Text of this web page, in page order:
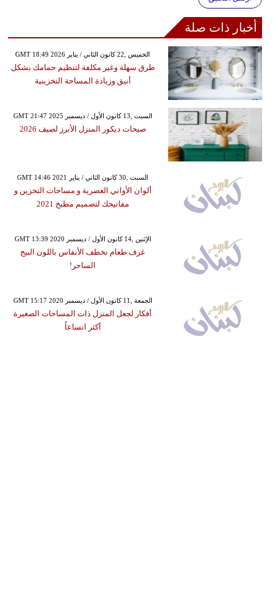
أخبار ذات صلة
GMT 18:49 2026 الخميس ,22 كانون الثاني / يناير
طرق سهلة وغير مكلفة لتنظيم حمامك بشكل
أنيق وزيادة المساحة التخزينية
GMT 21:47 2025 السبت ,13 كانون الأول / ديسمبر
صيحات ديكور المنزل الأبرز لصيف 2026
GMT 14:46 2021 السبت ,30 كانون الثاني / يناير
ألوان الأواني العصرية و مساحات التخزين و
مفاتيحك لتصميم مطبخ 2021
GMT 13:39 2020 الإثنين ,14 كانون الأول / ديسمبر
غرف طعام تخطف الأنفاس باللون البيج
الساحر!
GMT 15:17 2020 الجمعة ,11 كانون الأول / ديسمبر
أفكار لجعل المنزل ذات المساحات الصغيرة
أكثر اتساعاً